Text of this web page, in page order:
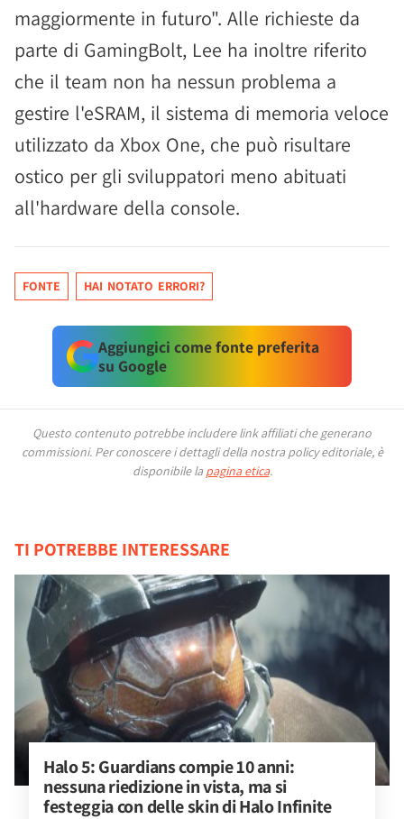
maggiormente in futuro". Alle richieste da
parte di GamingBolt, Lee ha inoltre riferito
che il team non ha nessun problema a
gestire l'eSRAM, il sistema di memoria veloce
utilizzato da Xbox One, che può risultare
ostico per gli sviluppatori meno abituati
all'hardware della console.
FONTE HAI NOTATO ERRORI?
Aggiungici come fonte preferita
su Google
Questo contenuto potrebbe includere link affiliati che generano
commissioni. Per conoscere i dettagli della nostra policy editoriale, è
disponibile la pagina etica.
TI POTREBBE INTERESSARE
Halo 5: Guardians compie 10 anni:
nessuna riedizione in vista, ma si
festeggia con delle skin di Halo Infinite